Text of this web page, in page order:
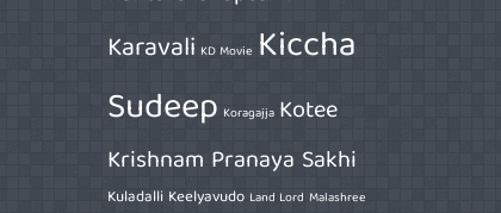
Karavali KD Movie Kiccha
Sudeep Koragajja Kotee
Krishnam Pranaya Sakhi
Kuladalli Keelyavudo Land Lord Malashree